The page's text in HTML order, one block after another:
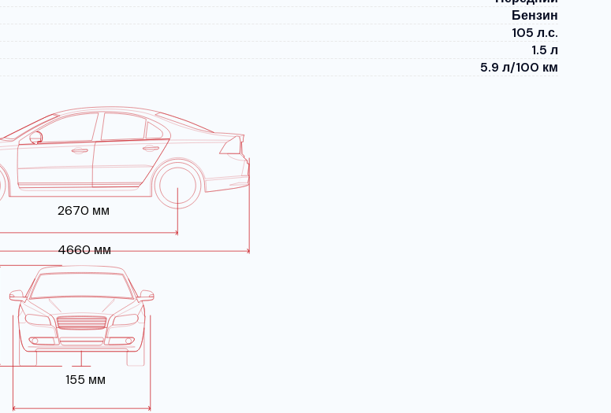
Бензин
105 л.с.
1.5 л
5.9 л/100 км
4660 мм
2670 мм
155 мм